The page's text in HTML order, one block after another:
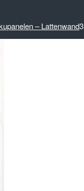
– Lattenwand3